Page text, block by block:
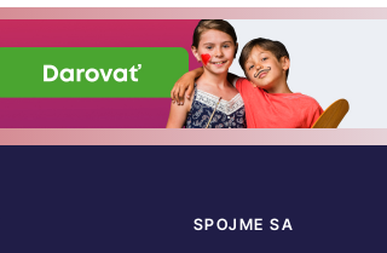
SPOJME SA